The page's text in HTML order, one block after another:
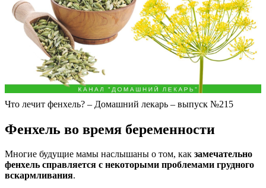
Что лечит фенхель? – Домашний лекарь – выпуск №215
Фенхель во время беременности
Многие будущие мамы наслышаны о том, как замечательно
фенхель справляется с некоторыми проблемами грудного
вскармливания.